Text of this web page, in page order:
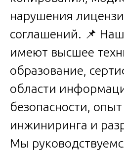
нарушения
соглашений. 📌
имеют высшее
образование,
области
безопасности,
инжиниринга и
Мы